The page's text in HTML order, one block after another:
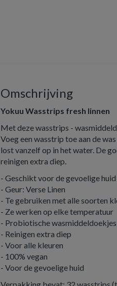
Omschrijving
Yokuu Wasstrips fresh linnen
Met deze wasstrips -
Voeg een wasstrip toe aan de
lost vanzelf op in het water. De
reinigen extra diep.
- Geschikt voor de gevoelige huid
- Geur: Verse Linen
- Te gebruiken met alle soorten
- Ze werken op elke temperatuur
- Probiotische wasmiddeldoekjes
- Reinigen extra diep
- Voor alle kleuren
- 100% vegan
- Voor de gevoelige huid